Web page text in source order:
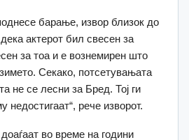
барање, извор близок до
актерот бил свесен за
за тоа и е вознемирен што
Секако, потсетувањата
не се лесни за Бред. Тој ги
недостигаат“, рече изворот.
во време на години